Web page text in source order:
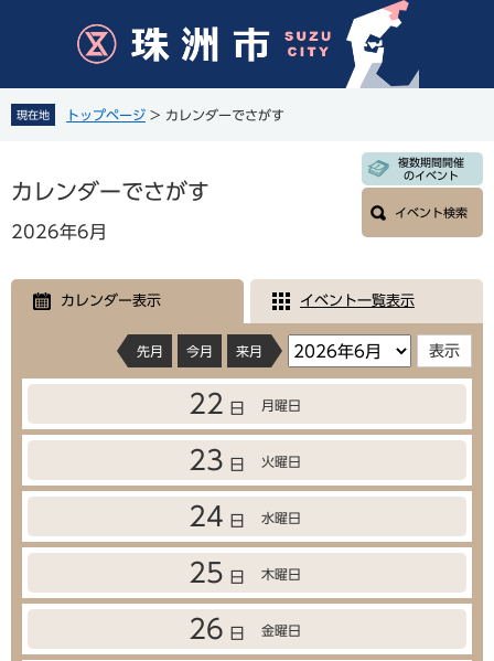
先
頭
。
を
飛
て
文
現在地 トップページ > カレンダーでさがす
文
カレンダーでさがす
複数期間開催
のイベント
イベント検索
2026年6月
カレンダー表示 イベント一覧表示
先月 今月 来月
22 日 月曜日
23 日 火曜日
24 日 水曜日
25 日 木曜日
26 日 金曜日